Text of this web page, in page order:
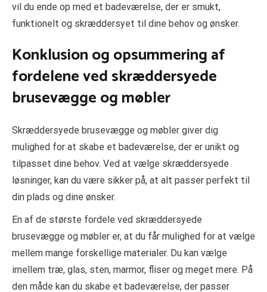
vil du ende op med et badeværelse, der er smukt,
funktionelt og skræddersyet til dine behov og ønsker.
Konklusion og opsummering af
fordelene ved skræddersyede
brusevægge og møbler
Skræddersyede brusevægge og møbler giver dig
mulighed for at skabe et badeværelse, der er unikt og
tilpasset dine behov. Ved at vælge skræddersyede
løsninger, kan du være sikker på, at alt passer perfekt til
din plads og dine ønsker.
En af de største fordele ved skræddersyede
brusevægge og møbler er, at du får mulighed for at vælge
mellem mange forskellige materialer. Du kan vælge
imellem træ, glas, sten, marmor, fliser og meget mere. På
den måde kan du skabe et badeværelse, der passer